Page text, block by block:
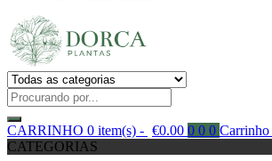
CARRINHO 0 item(s) - €0.00 0 0 0 Carrinho
CATEGORIAS